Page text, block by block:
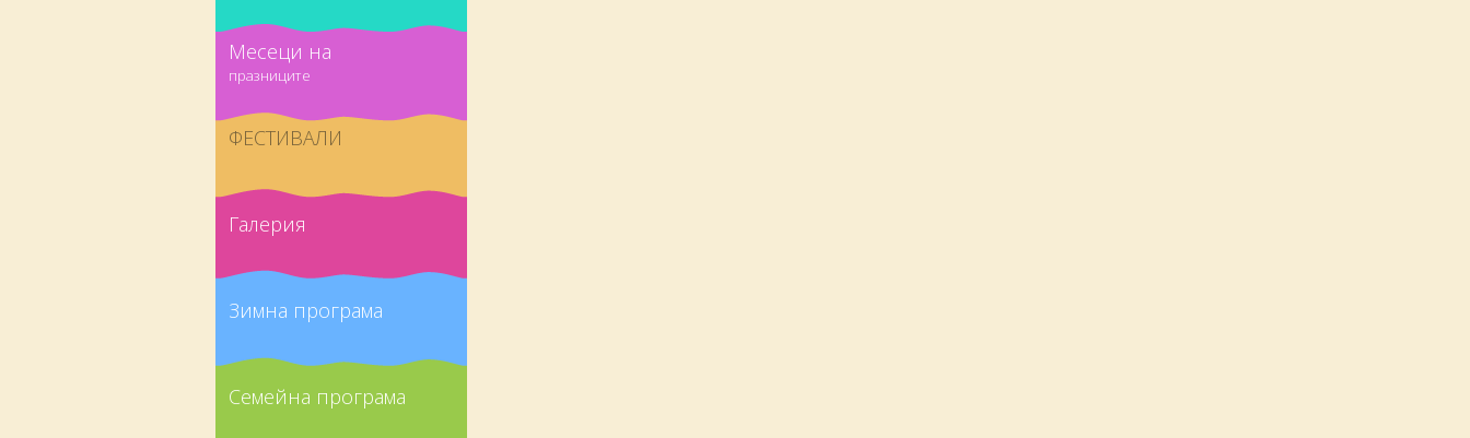
Месеци на
празниците
ФЕСТИВАЛИ
Галерия
Зимна програма
Семейна програма